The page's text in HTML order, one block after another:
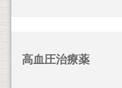
高血圧治療薬